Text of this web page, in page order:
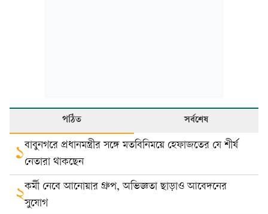
পঠিত সর্বশেষ
১বাবুনগরে প্রধানমন্ত্রীর সঙ্গে মতবিনিময়ে হেফাজতের যে শীর্ষ
নেতারা থাকছেন
২কর্মী নেবে আনোয়ার গ্রুপ, অভিজ্ঞতা ছাড়াও আবেদনের
সুযোগ